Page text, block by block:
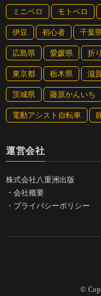
ミニベロ モトベロ
伊豆 初心者 千葉
広島県 愛媛県 折
東京都 栃木県 滋
茨城県 藤原かんいち
電動アシスト自転車
運営会社
株式会社八重洲出版
・ 会社概要
・ プライバシーポリシー
©